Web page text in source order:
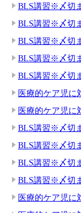
BLS講習※〆切
BLS講習※〆切
BLS講習※〆切
BLS講習※〆切
BLS講習※〆切
医療的ケア児に
医療的ケア児に
BLS講習※〆切
BLS講習※〆切
BLS講習※〆切
BLS講習※〆切
医療的ケア児に